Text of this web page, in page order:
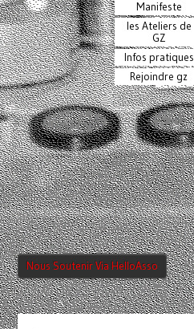
Manifeste
les Ateliers de
GZ
Infos pratiques
Rejoindre gz
Nous Soutenir Via HelloAsso